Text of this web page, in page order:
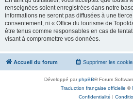
renseignées soient enregistrées dans notre
informations ne seront pas diffusées à une
consentement, ni « Office du tourisme de
être tenus comme responsables en cas de
visant à compromettre vos données.
Accueil du forum Supprimer les
Développé parphpBB® Forum
Traduction française officielle ©
Confidentialité |